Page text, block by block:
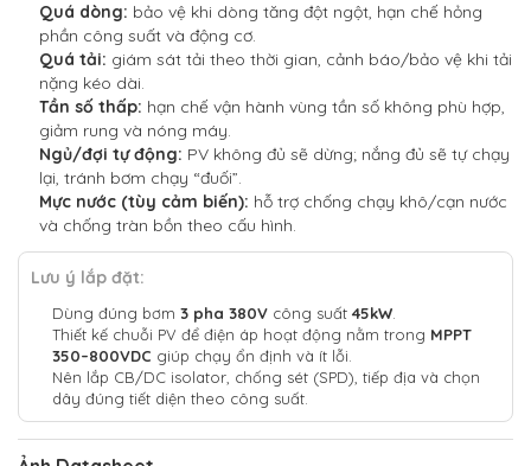
Quá dòng: bảo vệ khi dòng tăng đột ngột, hạn chế hỏng
phần công suất và động cơ.
Quá tải: giám sát tải theo thời gian, cảnh báo/bảo vệ khi tải
nặng kéo dài.
Tần số thấp: hạn chế vận hành vùng tần số không phù hợp,
giảm rung và nóng máy.
Ngủ/đợi tự động: PV không đủ sẽ dừng; nắng đủ sẽ tự chạy
lại, tránh bơm chạy “đuối”.
Mực nước (tùy cảm biến): hỗ trợ chống chạy khô/cạn nước
và chống tràn bồn theo cấu hình.
Lưu ý lắp đặt:
Dùng đúng bơm 3 pha 380V công suất 45kW
Thiết kế chuỗi PV để điện áp hoạt động nằm trong MPPT
350–800VDC giúp chạy ổn định và ít lỗi.
Nên lắp CB/DC isolator, chống sét (SPD), tiếp địa và chọn
dây đúng tiết diện theo công suất.